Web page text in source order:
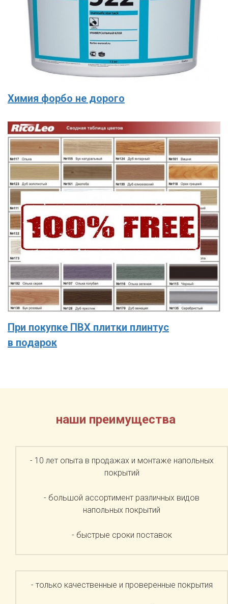
Химия форбо не дорого
При покупке ПВХ плитки плинтус
в подарок
наши преимущества
- 10 лет опыта в продажах и монтаже напольных
покрытий
- большой ассортимент различных видов
напольных покрытий
- быстрые сроки поставок
- только качественные и проверенные покрытия